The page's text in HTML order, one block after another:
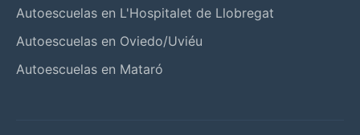
Autoescuelas en L'Hospitalet de Llobregat
Autoescuelas en Oviedo/Uviéu
Autoescuelas en Mataró